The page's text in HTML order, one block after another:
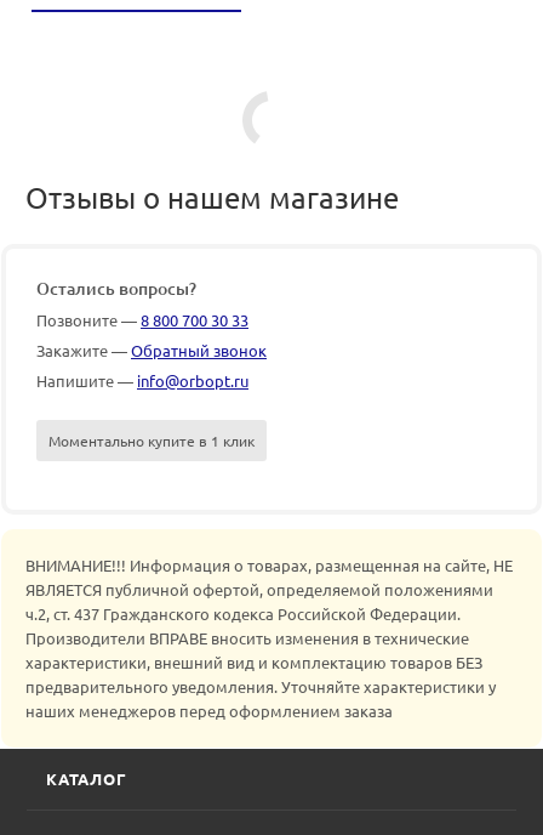
Отзывы о нашем магазине
Остались вопросы?
Позвоните —8 800 700 30 33
Закажите —Обратный звонок
Напишите — info@orbopt.ru
Моментально купите в 1 клик
ВНИМАНИЕ!!! Информация о товарах, размещенная на сайте, НЕ
ЯВЛЯЕТСЯ публичной офертой, определяемой положениями
ч.2, ст. 437 Гражданского кодекса Российской Федерации.
Производители ВПРАВЕ вносить изменения в технические
характеристики, внешний вид и комплектацию товаров БЕЗ
предварительного уведомления. Уточняйте характеристики у
наших менеджеров перед оформлением заказа
КАТАЛОГ